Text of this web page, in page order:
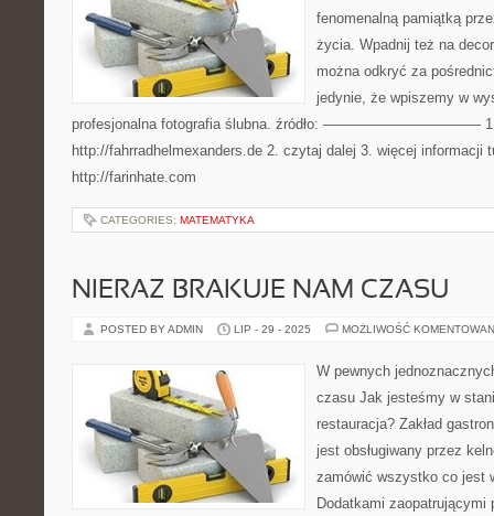
fenomenalną pamiątką
życia. Wpadnij też na
można odkryć za
jedynie, że wpiszemy w
profesjonalna fotografia ślubna. źródło: ———————————
http://fahrradhelmexanders.de 2. czytaj dalej 3. więcej informacji
http://farinhate.com
CATEGORIES: MATEMATYKA
NIERAZ BRAKUJE NAM CZASU
POSTED BY ADMIN LIP - 29 - 2025 MOŻLIWOŚĆ
W pewnych
czasu Jak jesteśmy w
restauracja? Zakład
jest obsługiwany przez
zamówić wszystko co jest
Dodatkami